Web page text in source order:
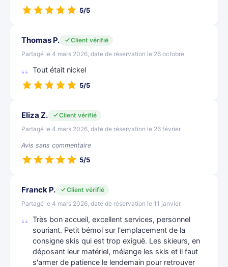
5/5
Thomas P.
Client vérifié
Partagé le 4 mars 2026, date de réservation le 26 octobre
Tout était nickel
5/5
Eliza Z.
Client vérifié
Partagé le 4 mars 2026, date de réservation le 26 février
Avis sans commentaire
5/5
Franck P.
Client vérifié
Partagé le 4 mars 2026, date de réservation le 11 janvier
Très bon accueil, excellent services, personnel
souriant. Petit bémol sur l'emplacement de la
consigne skis qui est trop exiguë. Les skieurs, en
déposant leur matériel, mélange les skis et il faut
s'armer de patience le lendemain pour retrouver